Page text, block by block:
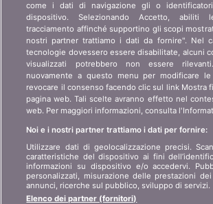
Chi siamo?
Contatto
Pubblicità
Affiliazione
Partner
Stampa
art 45
Mappa
LINGUA
FR IT
come i dati di navigazione gli o
dispositivo. Selezionando Accetto, abiliti
tracciamento affinché supportino gli scopi
nostri partner trattiamo i dati da fornire". Nel
tecnologie dovessero essere disabilitate, alcuni
visualizzati potrebbero non essere
nuovamente a questo menu per modificare
revocare il consenso facendo clic sul link Mostra
pagina web. Tali scelte avranno effetto nel
web. Per maggiori informazioni, consulta
Noi e i nostri partner trattiamo i dati per fornire:
Utilizzare dati di geolocalizzazione precisi.
caratteristiche del dispositivo ai fini
informazioni su dispositivo e/o accedervi.
personalizzati, misurazione delle prestazioni
annunci, ricerche sul pubblico, sviluppo di servizi.
Elenco dei partner (fornitori)